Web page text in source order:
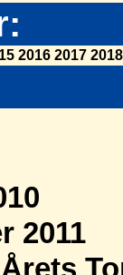
2016 2017 2018
2011